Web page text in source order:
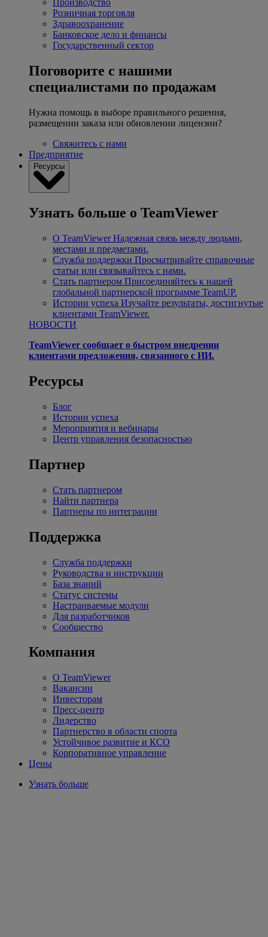
Производство
Розничная торговля
Здравоохранение
Банковское дело и финансы
Государственный сектор
Поговорите с нашими
специалистами по продажам
Нужна помощь в выборе правильного решения,
размещении заказа или обновлении лицензии?
Свяжитесь с нами
Предприятие
Ресурсы
Узнать больше о TeamViewer
О TeamViewer Надежная связь между людьми,
местами и предметами.
Служба поддержки Просматривайте справочные
статьи или связывайтесь с нами.
Стать партнером Присоединяйтесь к нашей
глобальной партнерской программе TeamUP.
Истории успеха Изучайте результаты, достигнутые
клиентами TeamViewer.
НОВОСТИ
TeamViewer сообщает о быстром внедрении
клиентами предложения, связанного с ИИ.
Ресурсы
Блог
Истории успеха
Мероприятия и вебинары
Центр управления безопасностью
Партнер
Стать партнером
Найти партнера
Партнеры по интеграции
Поддержка
Служба поддержки
Руководства и инструкции
База знаний
Статус системы
Настраиваемые модули
Для разработчиков
Сообщество
Компания
О TeamViewer
Вакансии
Инвесторам
Пресс-центр
Лидерство
Партнерство в области спорта
Устойчивое развитие и КСО
Корпоративное управление
Цены
Узнать больше